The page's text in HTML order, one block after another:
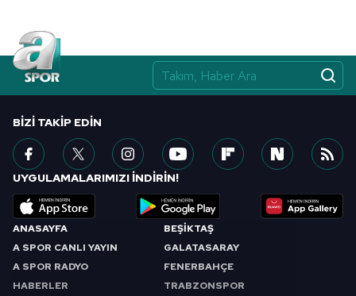
ANASAYFA
A SPOR CANLI YAYIN
A SPOR RADYO
HABERLER
BEŞİKTAŞ
GALATASARAY
FENERBAHÇE
TRABZONSPOR
BIZI TAKIP EDIN
UYGULAMALARIMIZI İNDİRİN!